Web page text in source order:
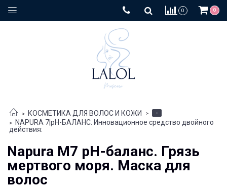
0 0
КОСМЕТИКА ДЛЯ ВОЛОС И КОЖИ
-
NAPURA 7|pH-БАЛАНС. Инновационное средство двойного
действия:
Napura M7 pH-баланс. Грязь
мертвого моря. Маска для
волос